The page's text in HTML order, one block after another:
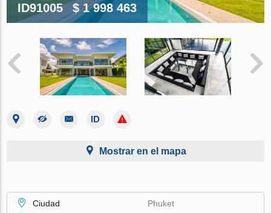
ID91005 $ 1 998 463
Mostrar en el mapa
Ciudad
Phuket